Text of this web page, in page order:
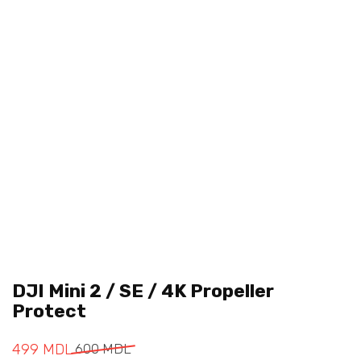
DJI Mini 2 / SE / 4K Propeller
Protect
600MDL
499 MDL